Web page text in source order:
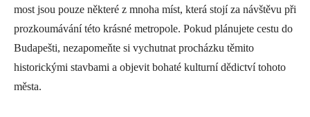
most jsou pouze některé z mnoha míst, která stojí za návštěvu při
prozkoumávání této krásné metropole. Pokud plánujete cestu do
Budapešti, nezapomeňte si vychutnat procházku těmito
historickými stavbami a objevit bohaté kulturní dědictví tohoto
města.